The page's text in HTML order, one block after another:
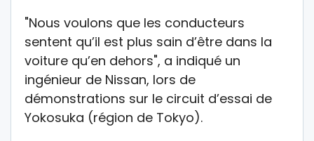
"Nous voulons que les conducteurs
sentent qu’il est plus sain d’être dans la
voiture qu’en dehors", a indiqué un
ingénieur de Nissan, lors de
démonstrations sur le circuit d’essai de
Yokosuka (région de Tokyo).